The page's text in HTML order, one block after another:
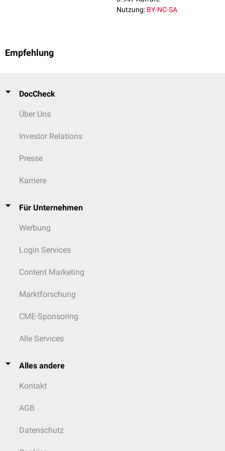
Nutzung: BY-NC-SA
Empfehlung
DocCheck
Über Uns
Investor Relations
Presse
Karriere
Für Unternehmen
Werbung
Login Services
Content Marketing
Marktforschung
CME-Sponsoring
Alle Services
Alles andere
Kontakt
AGB
Datenschutz